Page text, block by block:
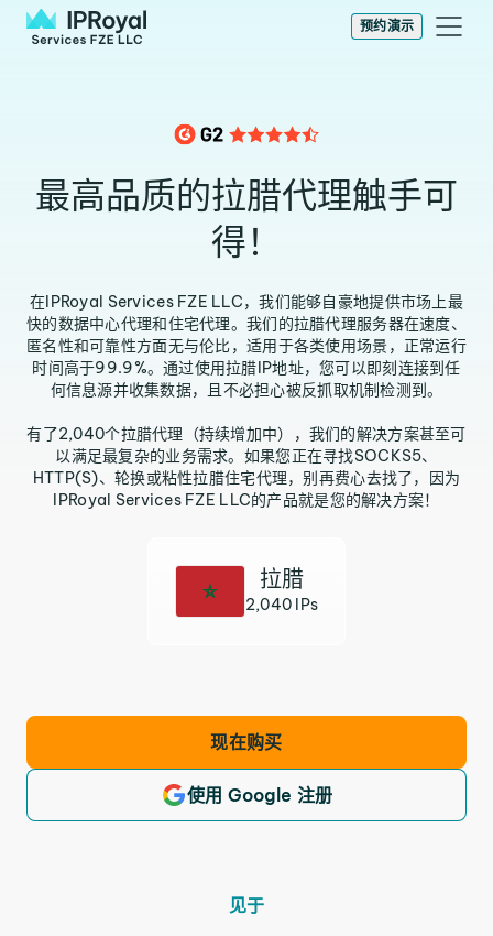
预约演示
最高品质的拉腊代理触手可
得！
在IPRoyal Services FZE LLC，我们能够自豪地提供市场上最
快的数据中心代理和住宅代理。我们的拉腊代理服务器在速度、
匿名性和可靠性方面无与伦比，适用于各类使用场景，正常运行
时间高于99.9%。通过使用拉腊IP地址，您可以即刻连接到任
何信息源并收集数据，且不必担心被反抓取机制检测到。
有了2,040个拉腊代理（持续增加中），我们的解决方案甚至可
以满足最复杂的业务需求。如果您正在寻找SOCKS5、
HTTP(S)、轮换或粘性拉腊住宅代理，别再费心去找了，因为
IPRoyal Services FZE LLC的产品就是您的解决方案！
拉腊
2,040 IPs
现在购买
使用 Google 注册
见于